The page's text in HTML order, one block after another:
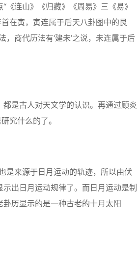
连山》《归藏》《周易》三《易》
在寅，寅连属于后天八卦图中的艮
商代历法有‘建未’之说，未连属于后
是古人对天文学的认识。再通过顾炎
究什么的了。
来源于日月运动的轨迹，所以由伏
出日月运动规律了。而日月运动是制
历显示的是一种古老的十月太阳